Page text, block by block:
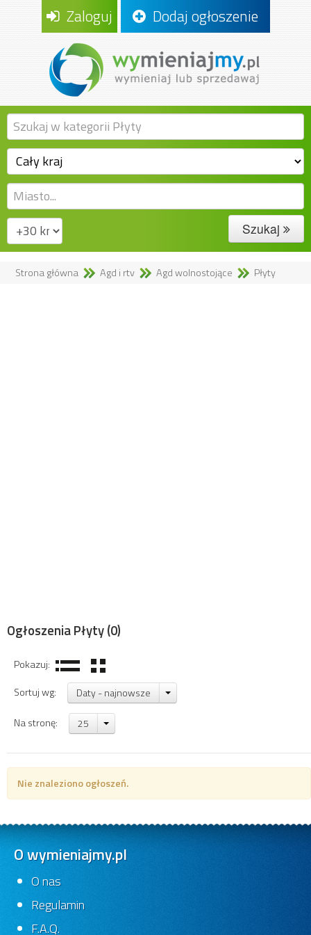
Zaloguj Dodaj ogłoszenie
Szukaj
Strona główna Agd i rtv Agd wolnostojące Płyty
Ogłoszenia Płyty(0)
Pokazuj:
Sortuj wg:
Daty - najnowsze
Na stronę: 25
Nie znaleziono ogłoszeń.
O wymieniajmy.pl
O nas
Regulamin
F.A.Q.